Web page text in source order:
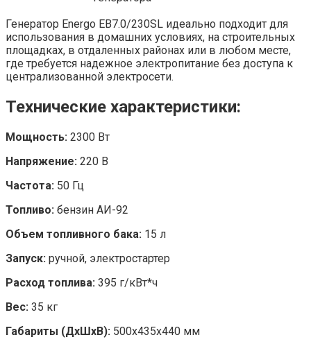
Генератор Energo EB7.0/230SL идеально подходит для
использования в домашних условиях, на строительных
площадках, в отдаленных районах или в любом месте,
где требуется надежное электропитание без доступа к
централизованной электросети.
Технические характеристики:
Мощность: 2300 Вт
Напряжение: 220 В
Частота: 50 Гц
Топливо: бензин АИ-92
Объем топливного бака: 15 л
Запуск: ручной, электростартер
Расход топлива: 395 г/кВт*ч
Вес: 35 кг
Габариты (ДхШхВ): 500x435x440 мм